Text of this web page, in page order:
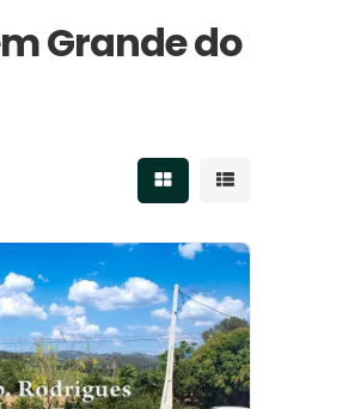
Grande do
Mostrar resultados
Mostrar